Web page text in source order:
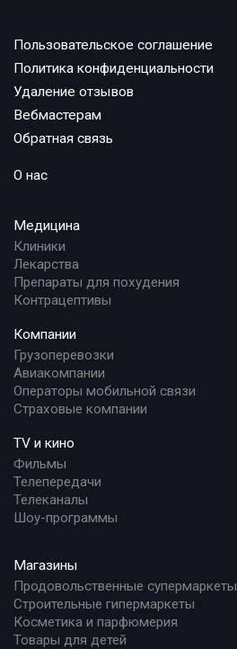
Пользовательское соглашение
Политика конфиденциальности
Удаление отзывов
Вебмастерам
Обратная связь
О нас
Медицина
Клиники
Лекарства
Препараты для похудения
Контрацептивы
Компании
Грузоперевозки
Авиакомпании
Операторы мобильной связи
Страховые компании
TV и кино
Фильмы
Телепередачи
Телеканалы
Шоу-программы
Магазины
Продовольственные супермаркеты
Строительные гипермаркеты
Косметика и парфюмерия
Товары для детей